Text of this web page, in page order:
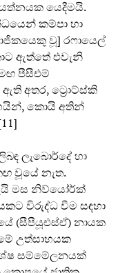
යෙදීමයි.
කම්පා හා
වූ] රෆායෙල්
ඇත්තේ එවැනි
පීසීඑම්
අතර, ට්‍රොට්ස්කි
කොයි අතින්
ලැබොර්දේ හා
වූයේ නැත.
මස නිව්යෝර්ක්
විරුද්ධ වීම සඳහා
(සීපීයූඑස්ඒ) නායක
උත්සාහයක
සම්මේලනයක්